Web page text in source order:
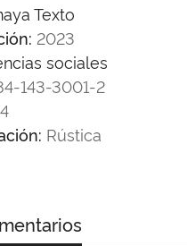
Texto
2023
sociales
143-3001-2
Rústica